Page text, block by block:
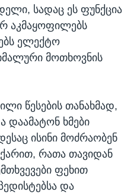
სადაც ეს ფუნქცია
აკმაყოფილებს
ელექტო
მოთხოვნის
წესების თანახმად,
დაამატონ ხმები
ისინი მოძრაობენ
რათა თავიდან
ფეხით
და